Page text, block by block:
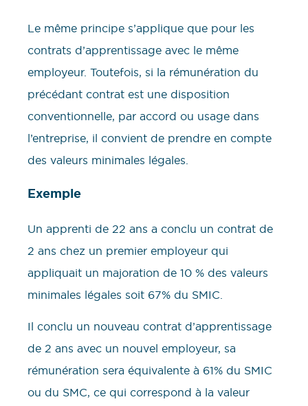
Le même principe s’applique que pour les
contrats d’apprentissage avec le même
employeur. Toutefois, si la rémunération du
précédant contrat est une disposition
conventionnelle, par accord ou usage dans
l’entreprise, il convient de prendre en compte
des valeurs minimales légales.
Exemple
Un apprenti de 22 ans a conclu un contrat de
2 ans chez un premier employeur qui
appliquait un majoration de 10 % des valeurs
minimales légales soit 67% du SMIC.
Il conclu un nouveau contrat d’apprentissage
de 2 ans avec un nouvel employeur, sa
rémunération sera équivalente à 61% du SMIC
ou du SMC, ce qui correspond à la valeur